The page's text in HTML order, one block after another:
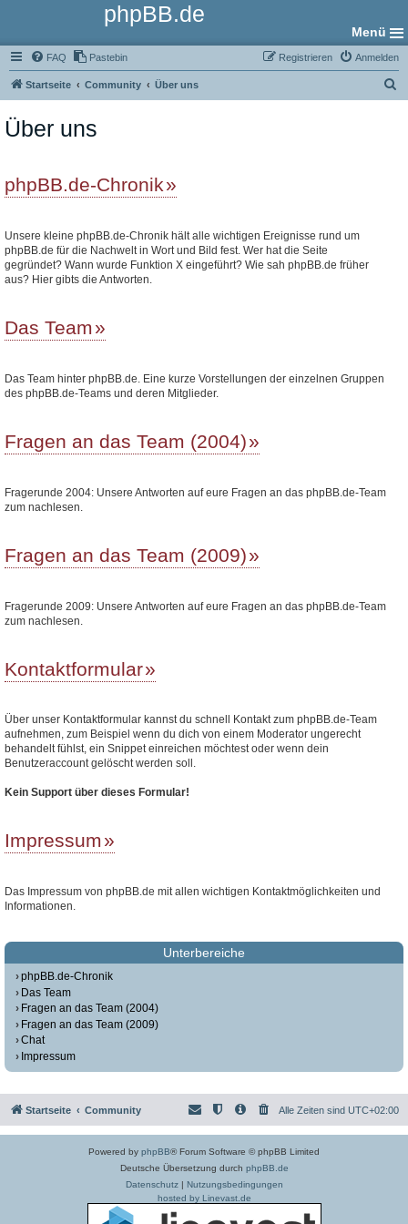
phpBB.de
Menü
FAQ Pastebin Anmelden
Registrieren
Startseite Community Über uns
Über uns
phpBB.de-Chronik
Unsere kleine phpBB.de-Chronik hält alle wichtigen Ereignisse rund um
phpBB.de für die Nachwelt in Wort und Bild fest. Wer hat die Seite
gegründet? Wann wurde Funktion X eingeführt? Wie sah phpBB.de früher
aus? Hier gibts die Antworten.
Das Team
Das Team hinter phpBB.de. Eine kurze Vorstellungen der einzelnen Gruppen
des phpBB.de-Teams und deren Mitglieder.
Fragen an das Team (2004)
Fragerunde 2004: Unsere Antworten auf eure Fragen an das phpBB.de-Team
zum nachlesen.
Fragen an das Team (2009)
Fragerunde 2009: Unsere Antworten auf eure Fragen an das phpBB.de-Team
zum nachlesen.
Kontaktformular
Über unser Kontaktformular kannst du schnell Kontakt zum phpBB.de-Team
aufnehmen, zum Beispiel wenn du dich von einem Moderator ungerecht
behandelt fühlst, ein Snippet einreichen möchtest oder wenn dein
Benutzeraccount gelöscht werden soll.
Kein Support über dieses Formular!
Impressum
Das Impressum von phpBB.de mit allen wichtigen Kontaktmöglichkeiten und
Informationen.
Unterbereiche
phpBB.de-Chronik
Das Team
Fragen an das Team (2004)
Fragen an das Team (2009)
Chat
Impressum
Startseite Community Alle Zeiten sind UTC+02:00
Powered by phpBB® Forum Software © phpBB Limited
Deutsche Übersetzung durch phpBB.de
Datenschutz| Nutzungsbedingungen
hosted by Linevast.de